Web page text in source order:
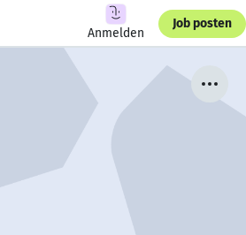
Anmelden
Job posten